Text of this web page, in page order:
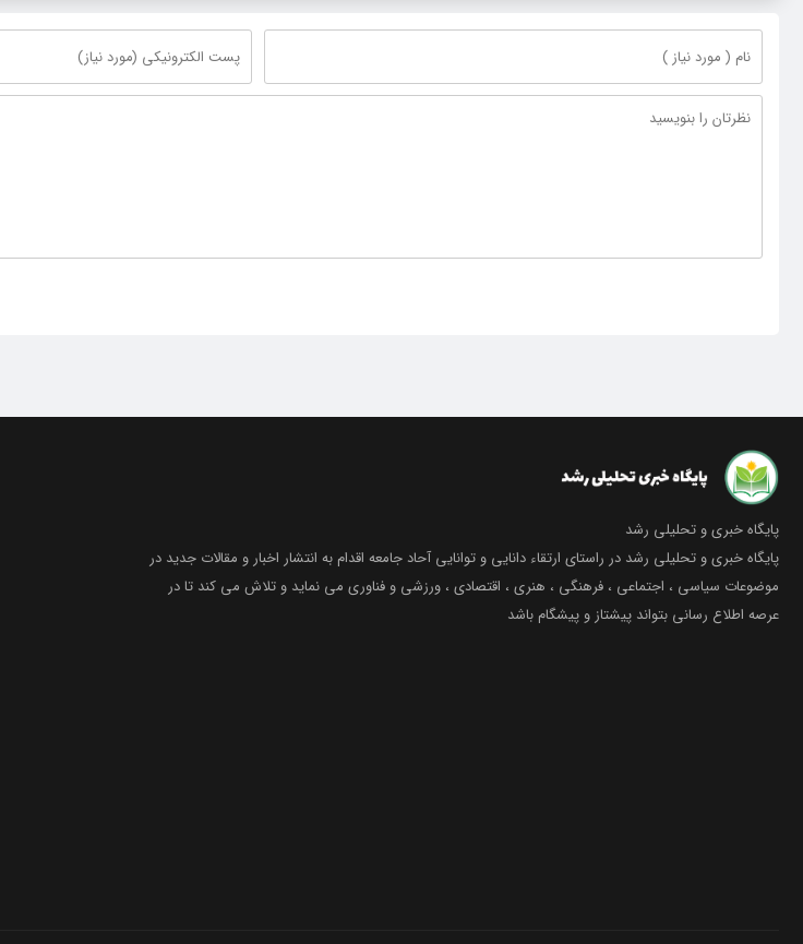
پایگاه خبری و تحلیلی رشد
پایگاه خبری و تحلیلی رشد در راستای ارتقاء دانایی و توانایی آحاد جامعه اقدام به انتشار اخبار و مقالات جدید در
موضوعات سیاسی ، اجتماعی ، فرهنگی ، هنری ، اقتصادی ، ورزشی و فناوری می نماید و تلاش می کند تا در
عرصه اطلاع رسانی بتواند پیشتاز و پیشگام باشد